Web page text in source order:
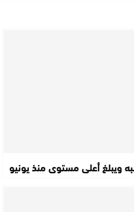
ويبلغ أعلى مستوى منذ يونيو